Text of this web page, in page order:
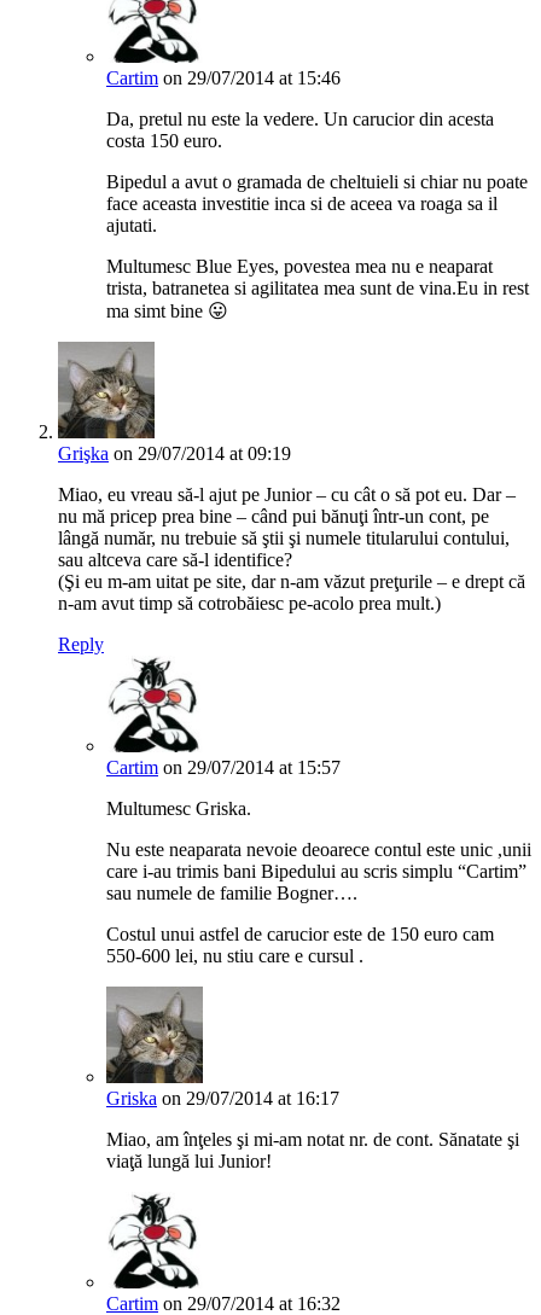
Cartim on 29/07/2014 at 15:46
Da, pretul nu este la vedere. Un carucior din acesta
costa 150 euro.
Bipedul a avut o gramada de cheltuieli si chiar nu poate
face aceasta investitie inca si de aceea va roaga sa il
ajutati.
Multumesc Blue Eyes, povestea mea nu e neaparat
trista, batranetea si agilitatea mea sunt de vina.Eu in rest
ma simt bine 😛
Grişka on 29/07/2014 at 09:19
Miao, eu vreau să-l ajut pe Junior – cu cât o să pot eu. Dar –
nu mă pricep prea bine – când pui bănuţi într-un cont, pe
lângă număr, nu trebuie să ştii şi numele titularului contului,
sau altceva care să-l identifice?
(Şi eu m-am uitat pe site, dar n-am văzut preţurile – e drept că
n-am avut timp să cotrobăiesc pe-acolo prea mult.)
Reply
Cartim on 29/07/2014 at 15:57
Multumesc Griska.
Nu este neaparata nevoie deoarece contul este unic ,unii
care i-au trimis bani Bipedului au scris simplu “Cartim”
sau numele de familie Bogner….
Costul unui astfel de carucior este de 150 euro cam
550-600 lei, nu stiu care e cursul .
Griska on 29/07/2014 at 16:17
Miao, am înţeles şi mi-am notat nr. de cont. Sănatate şi
viaţă lungă lui Junior!
Cartim on 29/07/2014 at 16:32